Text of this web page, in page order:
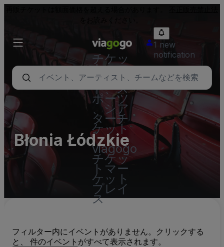
チケッ
ト - コ
ンサー
ト、ス
ポーツ
、シア
ターチ
ケット
|
viagogo
チケッ
トマー
ケット
プレイ
ス
1 new
notification
Błonia Łódzkie
フィルター内にイベントがありません。クリックする
と、 件のイベントがすべて表示されます。